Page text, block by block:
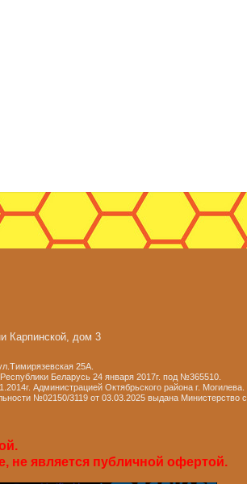
Карпинской, дом 3
25А.
Беларусь 24 января 2017г. под №365510.
Администрацией Октябрьского района г. Могилева.
№02150/3119 от 03.03.2025 выдана Министерство
не является публичной офертой.